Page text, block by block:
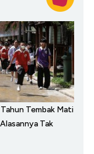
Tembak Mati
Tak